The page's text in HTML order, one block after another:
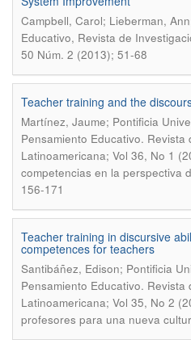
Campbell, Carol; Lieberman,
Educativo, Revista de
50 Núm. 2 (2013); 51-68
Teacher training and the
Martínez, Jaume; Pontificia
Pensamiento Educativo.
Latinoamericana; Vol 36, No 1
competencias en la perspectiva
156-171
Teacher training in discursive
competences for teachers
Santibáñez, Edison; Pontificia
Pensamiento Educativo.
Latinoamericana; Vol 35, No 2
profesores para una nueva